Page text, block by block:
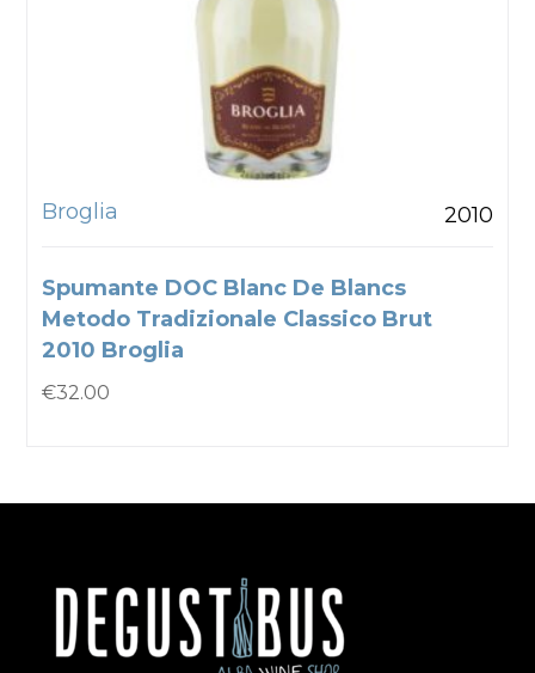
Broglia 2010
Spumante DOC Blanc De Blancs
Metodo Tradizionale Classico Brut
2010 Broglia
€32.00